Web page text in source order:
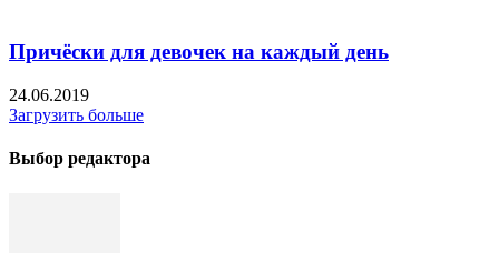
Причёски для девочек на каждый день
24.06.2019
Загрузить больше
Выбор редактора